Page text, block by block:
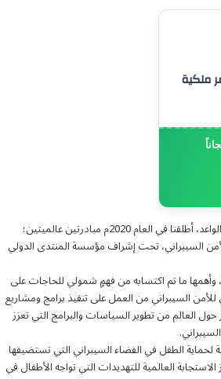
ملكية
وقال سموه: “إيمانًا من المملكة بأهمية الاستثمار في الإنسان بهذا القطاع الحيوي والواعد، أطلقنا في العام 2020م مبادرتين عالميتين؛
السيبراني، تحت إشراف مؤسسة المنتدى الدولي
وأهمها ما تم اكتسابه من فهمٍ شمولي للحاجات على
السيبراني من العمل على تنفيذ برامج ومشاريع
العالم من تطوير السياسات والبرامج التي تعزز
الطفل في الفضاء السيبراني التي تستضيفها
العالمية للتهديدات التي تواجه الأطفال في